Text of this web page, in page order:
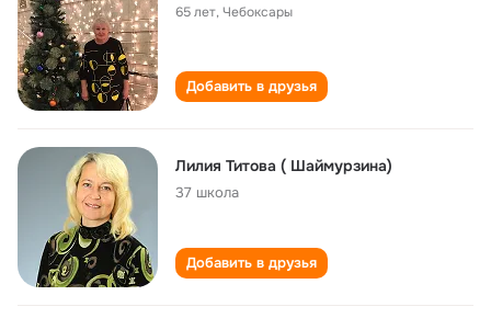
65 лет,Чебоксары
Добавить в друзья
Лилия Титова ( Шаймурзина)
37 школа
Добавить в друзья